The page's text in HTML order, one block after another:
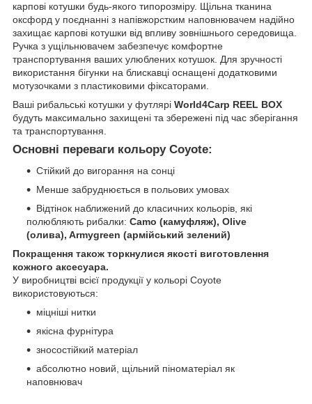
карпові котушки будь-якого типорозміру. Щільна тканина
оксфорд у поєднанні з напівжорстким наповнювачем надійно
захищає карпові котушки від впливу зовнішнього середовища.
Ручка з ущільнювачем забезпечує комфортне
транспортування ваших улюблених котушок. Для зручності
використання бігунки на блискавці оснащені додатковими
мотузочками з пластиковими фіксаторами.
Ваші рибальські котушки у футлярі World4Carp REEL BOX
будуть максимально захищені та збережені під час зберігання
та транспортування.
Основні переваги кольору Coyote:
Стійкий до вигорання на сонці
Менше забруднюється в польових умовах
Відтінок наближений до класичних кольорів, які
полюбляють рибалки: Camo (камуфляж), Olive
(олива), Armygreen (армійський зелений)
Покращення також торкнулися якості виготовлення
кожного аксесуара.
У виробництві всієї продукції у кольорі Coyote
використовуються:
міцніші нитки
якісна фурнітура
зносостійкий матеріал
абсолютно новий, щільний піноматеріал як
наповнювач